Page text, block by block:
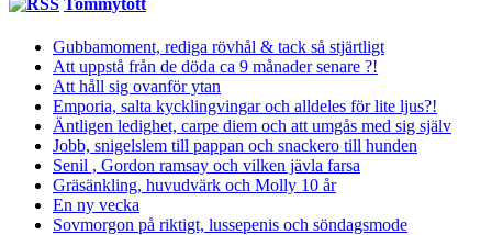
Gubbamoment, rediga rövhål & tack så stjärtligt
Att uppstå från de döda ca 9 månader senare ?!
Att håll sig ovanför ytan
Emporia, salta kycklingvingar och alldeles för lite ljus?!
Äntligen ledighet, carpe diem och att umgås med sig själv
Jobb, snigelslem till pappan och snackero till hunden
Senil , Gordon ramsay och vilken jävla farsa
Gräsänkling, huvudvärk och Molly 10 år
En ny vecka
Sovmorgon på riktigt, lussepenis och söndagsmode